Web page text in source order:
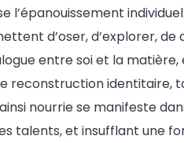
d’oser, d’explorer, de
entre soi et la
reconstruction identitaire,
nourrie se manifeste
talents, et insufflant une